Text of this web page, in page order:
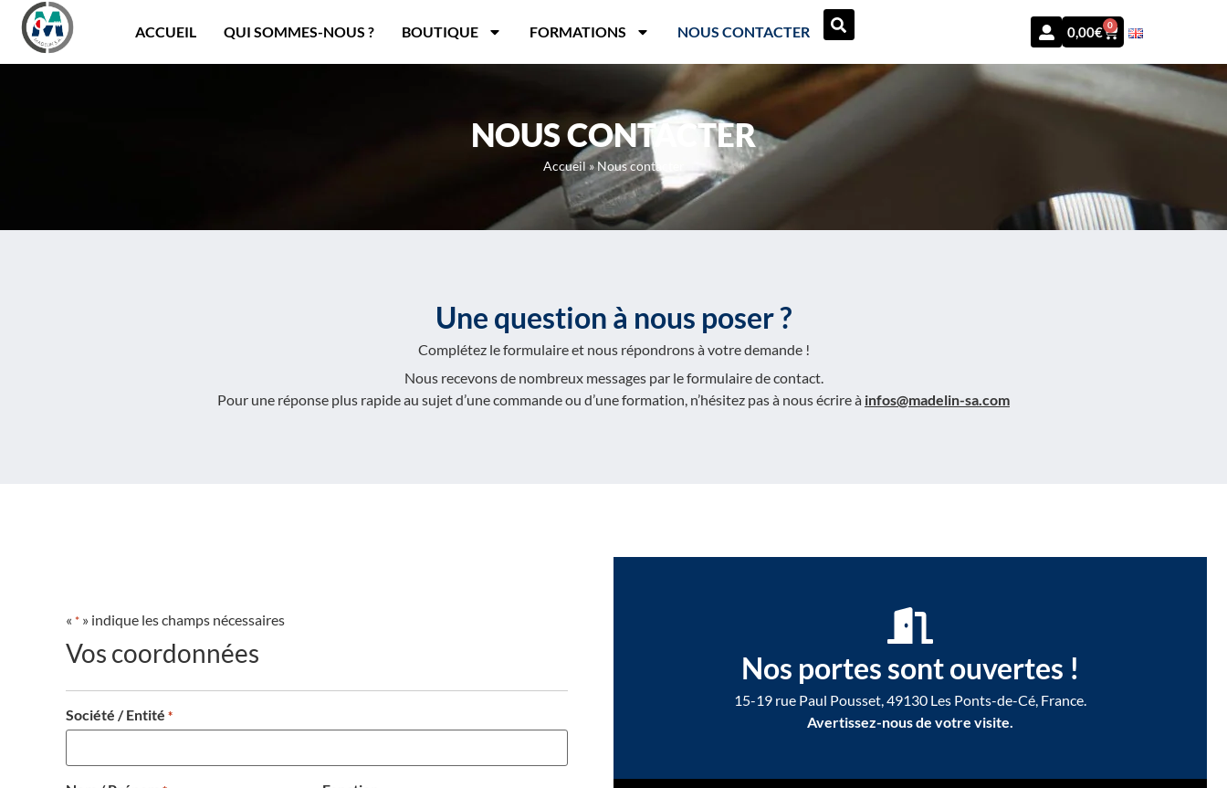
Panneau de gestion des cookies
ACCUEIL
QUI SOMMES-NOUS ? BOUTIQUE FORMATIONS NOUS CONTACTER 0,00€ 0
NOUS CONTACTER
Accueil »Nous contacter
Une question à nous poser ?
Complétez le formulaire et nous répondrons à votre demande !
Nous recevons de nombreux messages par le formulaire de contact.
Pour une réponse plus rapide au sujet d’une commande ou d’une formation, n’hésitez pas à nous écrire à infos@madelin-sa.com
« * » indique les champs nécessaires
Vos coordonnées
Société / Entité *
Nos portes sont ouvertes !
15-19 rue Paul Pousset, 49130 Les Ponts-de-Cé, France.
Avertissez-nous de votre visite.